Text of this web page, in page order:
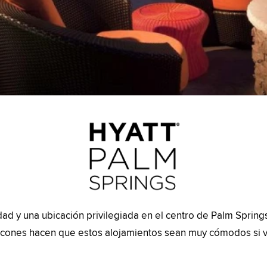
y una ubicación privilegiada en el centro de Palm
hacen que estos alojamientos sean muy cómodos